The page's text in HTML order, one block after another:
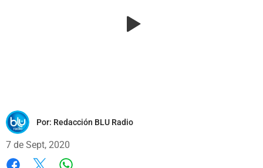
Por: Redacción BLU Radio
7 de Sept, 2020